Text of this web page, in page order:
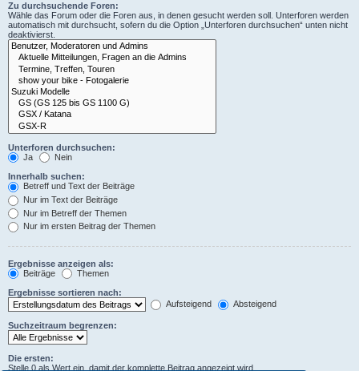
Zu durchsuchende Foren:
Wähle das Forum oder die Foren aus, in denen gesucht werden soll. Unterforen werden
automatisch mit durchsucht, sofern du die Option „Unterforen durchsuchen“ unten nicht
deaktivierst.
Unterforen durchsuchen:
Ja
Nein
Innerhalb suchen:
Betreff und Text der Beiträge
Nur im Text der Beiträge
Nur im Betreff der Themen
Nur im ersten Beitrag der Themen
Ergebnisse anzeigen als:
Beiträge
Themen
Ergebnisse sortieren nach:
Aufsteigend
Absteigend
Suchzeitraum begrenzen:
Die ersten:
Stelle 0 als Wert ein, damit der komplette Beitrag angezeigt wird.